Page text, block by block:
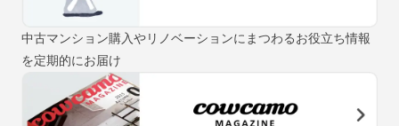
中古マンション購入やリノベーションにまつわるお役立ち情報
を定期的にお届け